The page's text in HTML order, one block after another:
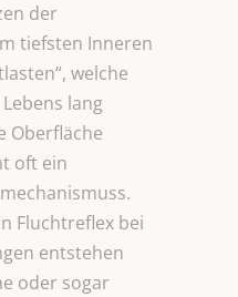
der
tiefsten Inneren
welche
lang
Oberfläche
oft ein
Fluchtreflex bei
entstehen
oder sogar